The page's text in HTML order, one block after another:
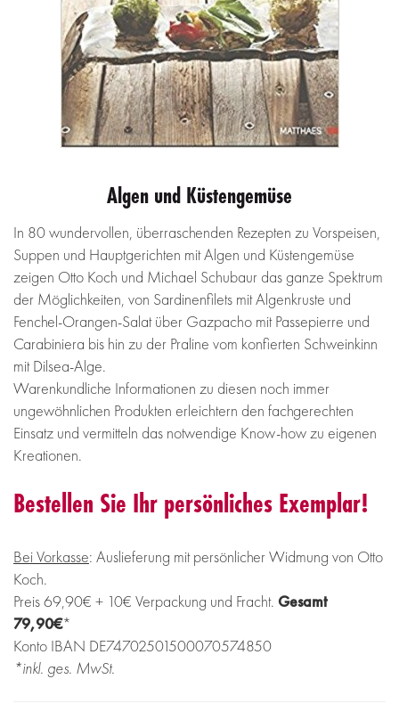
Algen und Küstengemüse
In 80 wundervollen, überraschenden Rezepten zu Vorspeisen,
Suppen und Hauptgerichten mit Algen und Küstengemüse
zeigen Otto Koch und Michael Schubaur das ganze Spektrum
der Möglichkeiten, von Sardinenfilets mit Algenkruste und
Fenchel-Orangen-Salat über Gazpacho mit Passepierre und
Carabiniera bis hin zu der Praline vom konfierten Schweinkinn
mit Dilsea-Alge.
Warenkundliche Informationen zu diesen noch immer
ungewöhnlichen Produkten erleichtern den fachgerechten
Einsatz und vermitteln das notwendige Know-how zu eigenen
Kreationen.
Bestellen Sie Ihr persönliches Exemplar!
Bei Vorkasse: Auslieferung mit persönlicher Widmung von Otto
Koch.
Preis 69,90€ + 10€ Verpackung und Fracht. Gesamt
79,90€*
Konto IBAN DE74702501500070574850
*inkl. ges. MwSt.